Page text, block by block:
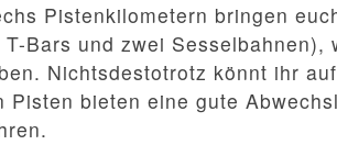
Pistenkilometern bringen
Bars und zwei Sesselbahnen),
Nichtsdestotrotz könnt ihr
Pisten bieten eine gute